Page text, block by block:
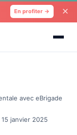
En profiter →
avec eBrigade
15 janvier 2025